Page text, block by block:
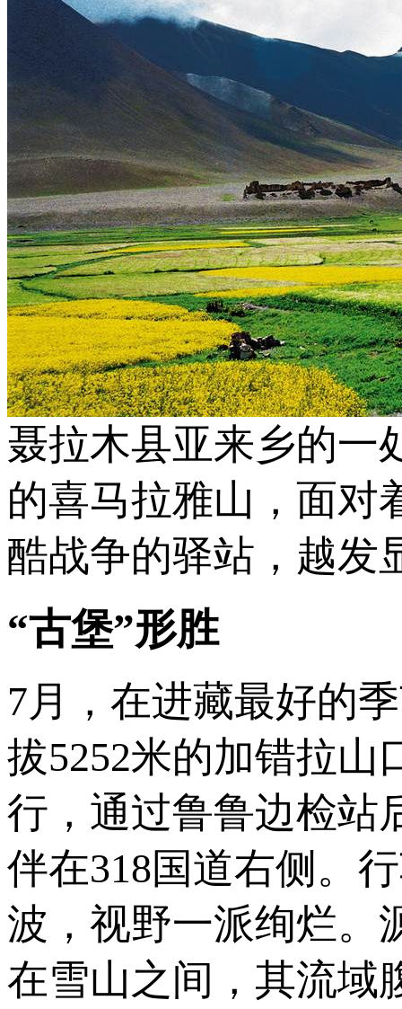
聂拉木县亚来乡的一
的喜马拉雅山，面对
酷战争的驿站，越发
“古堡”形胜
7月，在进藏最好的
拔5252米的加错拉
行，通过鲁鲁边检站
伴在318国道右侧。
波，视野一派绚烂。
在雪山之间，其流域